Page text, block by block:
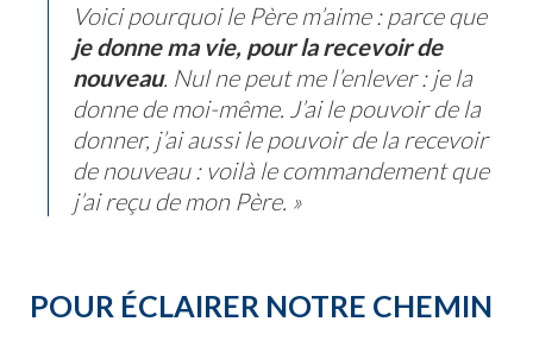
Voici pourquoi le Père m’aime : parce que
je donne ma vie, pour la recevoir de
nouveau. Nul ne peut me l’enlever : je la
donne de moi-même. J’ai le pouvoir de la
donner, j’ai aussi le pouvoir de la recevoir
de nouveau : voilà le commandement que
j’ai reçu de mon Père. »
POUR ÉCLAIRER NOTRE CHEMIN